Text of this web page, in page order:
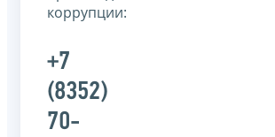
коррупции:
+7
(8352)
70-